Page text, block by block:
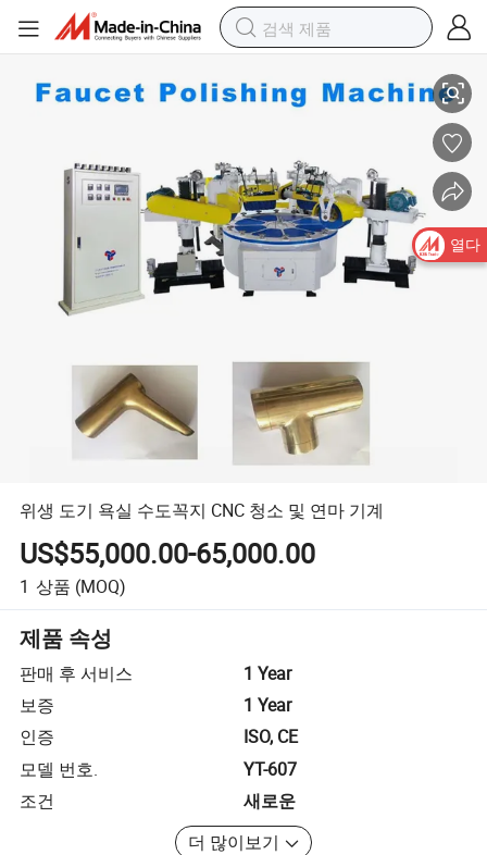
위생 도기 욕실 수도꼭지 CNC 청소 및 연마 기계
US$55,000.00-65,000.00
1 상품 (MOQ)
제품 속성
판매 후 서비스
1 Year
보증
1 Year
인증
ISO, CE
모델 번호.
YT-607
조건
새로운
더 많이보기
열다